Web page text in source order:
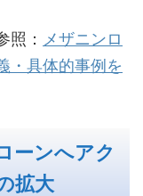
照： メザニンロ
・具体的事例を
ーンへアク
拡大